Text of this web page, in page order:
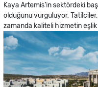
Kaya Artemis’in sektördeki
olduğunu vurguluyor.
zamanda kaliteli hizmetin eşlik